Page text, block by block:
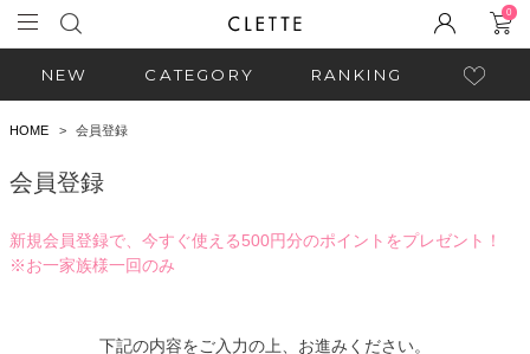
0
NEW CATEGORY RANKING
HOME 会員登録
会員登録
新規会員登録で、今すぐ使える500円分のポイントをプレゼント！
※お一家族様一回のみ
下記の内容をご入力の上、お進みください。